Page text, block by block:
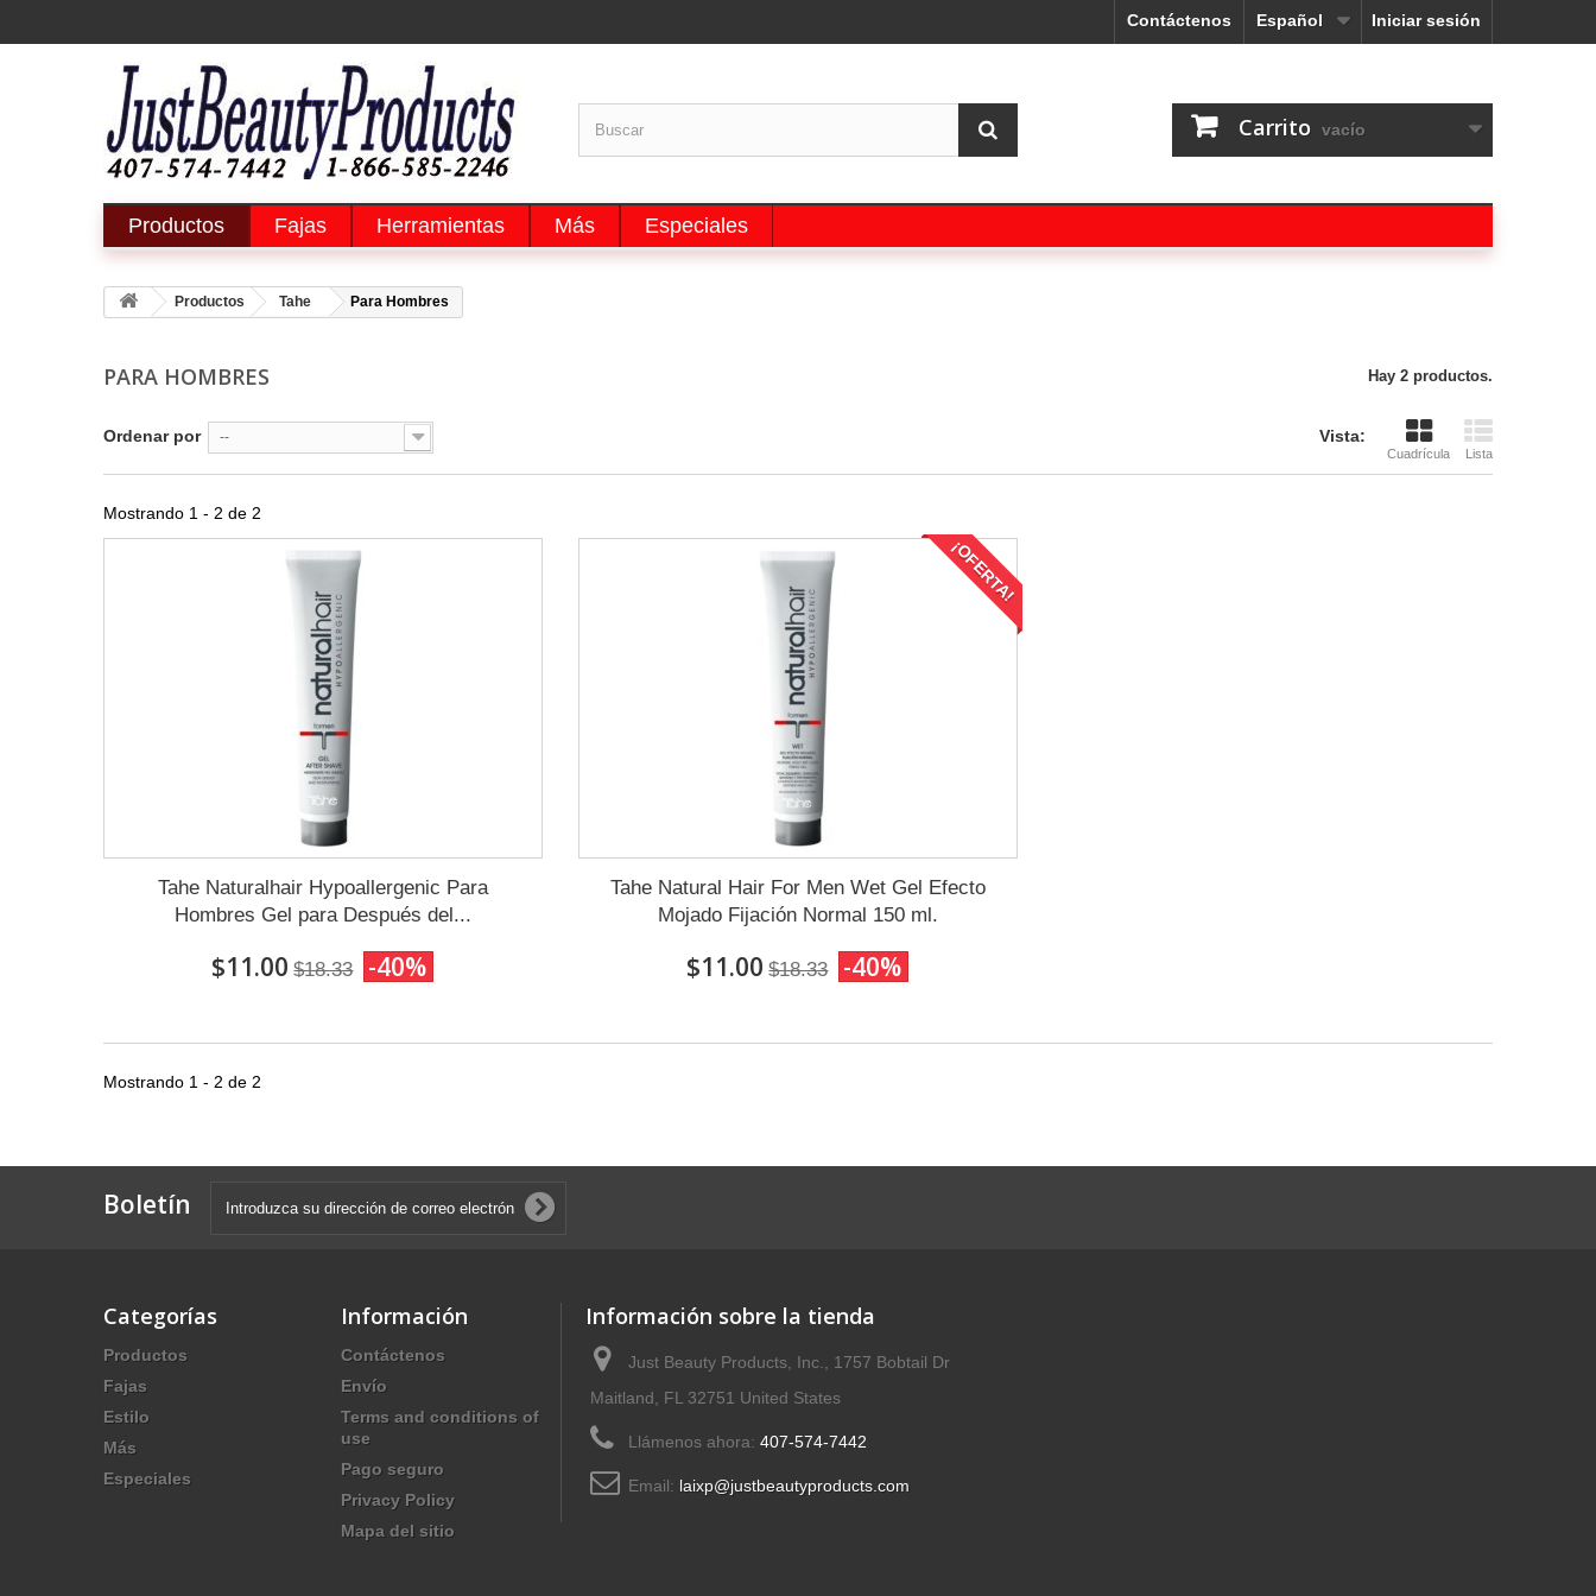
Iniciar sesión
Español
Contáctenos
Carrito vacío
Productos Fajas Herramientas Más Especiales
Productos Tahe Para Hombres
PARA HOMBRES Hay 2 productos.
Vista:
Cuadrícula Lista
Ordenar por --
Mostrando 1 - 2 de 2
Tahe Naturalhair Hypoallergenic Para
Hombres Gel para Después del...
$11.00 $18.33 -40%
¡OFERTA!
Tahe Natural Hair For Men Wet Gel Efecto
Mojado Fijación Normal 150 ml.
$11.00 $18.33 -40%
Mostrando 1 - 2 de 2
Boletín
Categorías
Productos
Fajas
Estilo
Más
Especiales
Información
Contáctenos
Envío
Terms and conditions of
use
Pago seguro
Privacy Policy
Mapa del sitio
Información sobre la tienda
Just Beauty Products, Inc., 1757 Bobtail Dr
Maitland, FL 32751 United States
Llámenos ahora: 407-574-7442
Email: laixp@justbeautyproducts.com